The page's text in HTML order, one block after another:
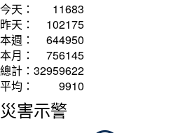
今天：
11683
昨天：
102175
本週：
644950
本月：
756145
總計： 32959622
平均：
9910
災害示警